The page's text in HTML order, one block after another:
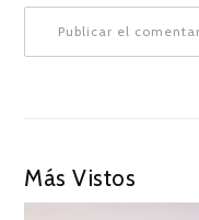
Más Vistos